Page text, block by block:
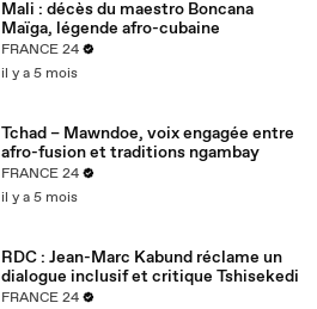
Mali : décès du maestro Boncana
Maïga, légende afro-cubaine
FRANCE 24
il y a 5 mois
Tchad – Mawndoe, voix engagée entre
afro-fusion et traditions ngambay
FRANCE 24
il y a 5 mois
RDC : Jean-Marc Kabund réclame un
dialogue inclusif et critique Tshisekedi
FRANCE 24